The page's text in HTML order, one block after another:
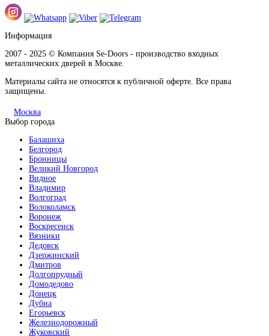
Информация
2007 - 2025 © Компания Se-Doors - производство входных
металлических дверей в Москве.
Материалы сайта не относятся к публичной оферте. Все права
защищены.
Москва
Выбор города
Балашиха
Белгород
Бронницы
Великий Новгород
Видное
Владимир
Волгоград
Волоколамск
Воронеж
Воскресенск
Вязники
Дедовск
Дзержинский
Дмитров
Долгопрудный
Домодедово
Донецк
Дубна
Егорьевск
Железнодорожный
Жуковский